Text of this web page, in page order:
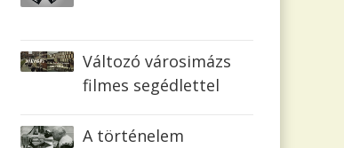
Változó városimázs
filmes segédlettel
A történelem